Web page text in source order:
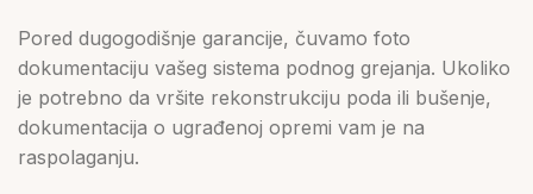
Pored dugogodišnje garancije, čuvamo foto
dokumentaciju vašeg sistema podnog grejanja. Ukoliko
je potrebno da vršite rekonstrukciju poda ili bušenje,
dokumentacija o ugrađenoj opremi vam je na
raspolaganju.